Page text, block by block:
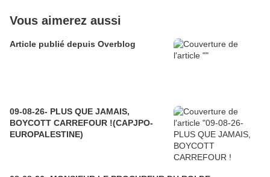
Vous aimerez aussi
Article publié depuis Overblog
09-08-26- PLUS QUE JAMAIS,
BOYCOTT CARREFOUR !(CAPJPO-
EUROPALESTINE)